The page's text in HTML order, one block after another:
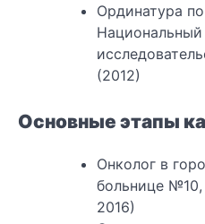
Ординатура
(2012)
Основные этапы
Онколог в
больнице №10,
2016)